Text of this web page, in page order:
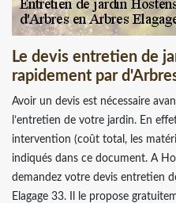
Le devis entretien de
rapidement par
Avoir un devis est nécessaire
l’entretien de votre jardin. En
intervention (coût total, les
indiqués dans ce document. A
demandez votre devis entretien
Elagage 33. Il le propose